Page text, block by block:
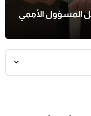
المسؤول الأممي